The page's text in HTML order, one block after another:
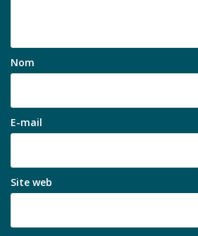
Nom
E-mail
Site web